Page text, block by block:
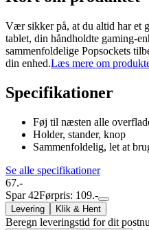
Vær sikker på, at du altid har et
tablet, din håndholdte gaming-
sammenfoldelige Popsockets
din enhed.Læs mere om
Specifikationer
Føj til næsten alle
Holder, stander, knop
Sammenfoldelig, let at
Se alle specifikationer
67.-
Spar 42Førpris: 109.-
Levering Klik & Hent
Beregn leveringstid for dit